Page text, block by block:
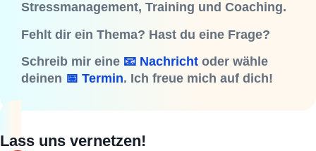
Stressmanagement, Training und Coaching.
Fehlt dir ein Thema? Hast du eine Frage?
Schreib mir eine 📧 Nachricht oder wähle
deinen 📅 Termin. Ich freue mich auf dich!
Lass uns vernetzen!